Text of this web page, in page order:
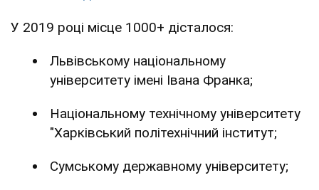
У 2019 році місце 1000+ дісталося:
Львівському національному
університету імені Івана Франка;
Національному технічному університету
"Харківський політехнічний інститут;
Сумському державному університету;